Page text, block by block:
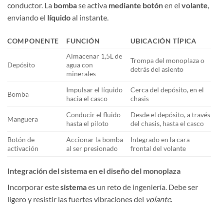
conductor. La bombase activa mediante botónen el volante,
enviando el líquidoal instante.
COMPONENTE FUNCIÓN UBICACIÓN TÍPICA
Depósito
Almacenar 1,5L de
agua con
minerales
Trompa del monoplaza o
detrás del asiento
Bomba
Impulsar el líquido
hacia el casco
Cerca del depósito, en el
chasis
Manguera
Conducir el fluido
hasta el piloto
Desde el depósito, a través
del chasis, hasta el casco
Botón de
activación
Accionar la bomba
al ser presionado
Integrado en la cara
frontal del volante
Integración del sistema en el diseño del monoplaza
Incorporar estesistemaes un reto de ingeniería. Debe ser
ligero y resistir las fuertes vibraciones del volante.